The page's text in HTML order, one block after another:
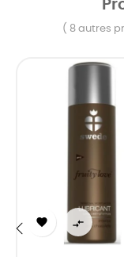
( 8 autres
 